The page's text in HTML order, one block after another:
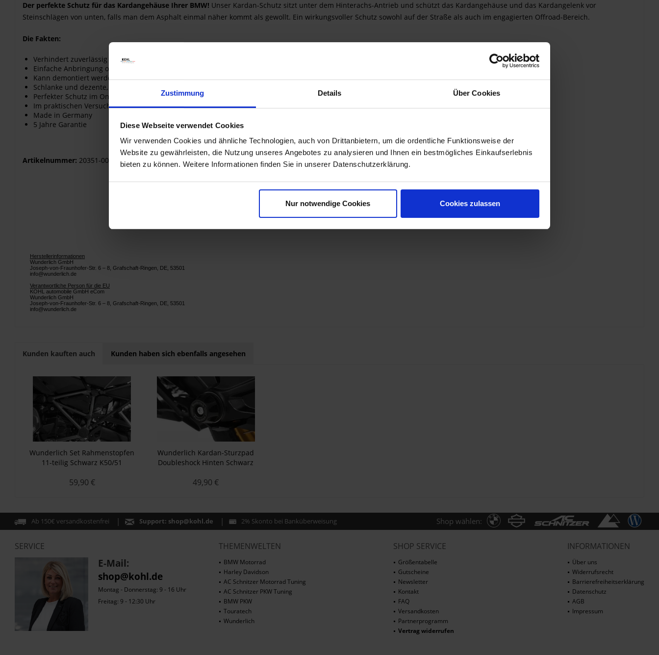
Zustimmung Details Über Cookies
Diese Webseite verwendet Cookies
Wir verwenden Cookies und ähnliche Technologien, auch von Drittanbietern, um die ordentliche Funktionsweise der
Website zu gewährleisten, die Nutzung unseres Angebotes zu analysieren und Ihnen ein bestmögliches Einkaufserlebnis
bieten zu können. Weitere Informationen finden Sie in unserer Datenschutzerklärung.
Nur notwendige Cookies Cookies zulassen
Der perfekte Schutz für das Kardangehäuse Ihrer BMW! Unser Kardan-Schutz sitzt unter dem Hinterachs-Antrieb und schützt das Kardangehäuse und das Kardangelenk vor
Steinschlägen von unten, falls man dem Asphalt einmal näher kommt als gewollt. Ein wirkungsvoller Schutz sowohl auf der Straße als auch im engagierten Offroad-Bereich.
Die Fakten:
Verhindert zuverlässig die Beschädigung des Leichtmetallgehäuses
Einfache Anbringung ohne Änderungen am Fahrzeug
Kann demontiert werden, ohne Spuren zu hinterlassen
Schlanke und dezente, dem Kardan angepasste Konstruktion, dennoch hohe Wirkung
Perfekter Schutz im On- und Offroad-Bereich
Im praktischen Versuch ausgiebig erprobt
Made in Germany
5 Jahre Garantie
Artikelnummer: 20351-002
Herstellerinformationen
Wunderlich GmbH
Joseph-von-Fraunhofer-Str. 6 – 8, Grafschaft-Ringen, DE, 53501
info@wunderlich.de
Verantwortliche Person für die EU
KOHL automobile GmbH eCom
Wunderlich GmbH
Joseph-von-Fraunhofer-Str. 6 – 8, Grafschaft-Ringen, DE, 53501
info@wunderlich.de
Kunden kauften auch Kunden haben sich ebenfalls angesehen
Wunderlich Set Rahmenstopfen
11-teilig Schwarz K50/51
59,90 €
Wunderlich Kardan-Sturzpad
Doubleshock Hinten Schwarz
49,90 €
Ab 150€ versandkostenfrei Support: shop@kohl.de 2% Skonto bei Banküberweisung Shop wählen:
SERVICE
E-Mail:
shop@kohl.de
Montag - Donnerstag: 9 - 16 Uhr
Freitag: 9 - 12:30 Uhr
THEMENWELTEN
BMW Motorrad
Harley Davidson
AC Schnitzer Motorrad Tuning
AC Schnitzer PKW Tuning
BMW PKW
Touratech
Wunderlich
SHOP SERVICE
Größentabelle
Gutscheine
Newsletter
Kontakt
FAQ
Versandkosten
Partnerprogramm
Vertrag widerrufen
INFORMATIONEN
Über uns
Widerrufsrecht
Barrierefreiheitserklärung
Datenschutz
AGB
Impressum